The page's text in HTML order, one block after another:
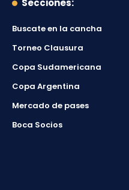
Secciones:
Buscate en la cancha
Torneo Clausura
Copa Sudamericana
Copa Argentina
Mercado de pases
Boca Socios